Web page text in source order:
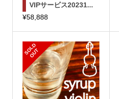
VIPサービス20231...
¥58,888
S
O
L
D
O
U
T